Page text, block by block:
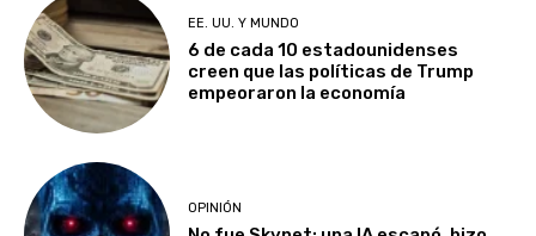
EE. UU. Y MUNDO
6 de cada 10 estadounidenses
creen que las políticas de Trump
empeoraron la economía
OPINIÓN